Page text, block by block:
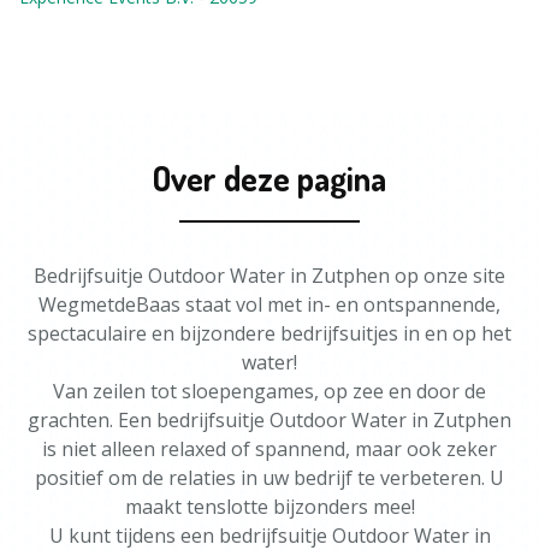
Over deze pagina
Bedrijfsuitje Outdoor Water in Zutphen op onze site
WegmetdeBaas staat vol met in- en ontspannende,
spectaculaire en bijzondere bedrijfsuitjes in en op het
water!
Van zeilen tot sloepengames, op zee en door de
grachten. Een bedrijfsuitje Outdoor Water in Zutphen
is niet alleen relaxed of spannend, maar ook zeker
positief om de relaties in uw bedrijf te verbeteren. U
maakt tenslotte bijzonders mee!
U kunt tijdens een bedrijfsuitje Outdoor Water in